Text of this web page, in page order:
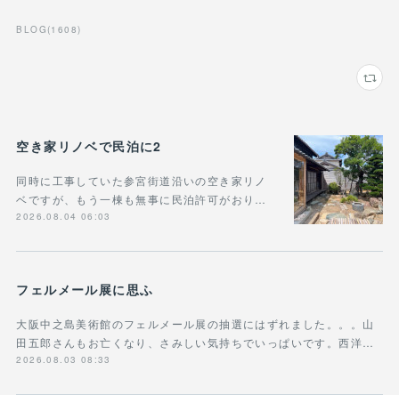
BLOG (1608)
空き家リノベで民泊に2
同時に工事していた参宮街道沿いの空き家リノ
ベですが、もう一棟も無事に民泊許可がおり…
2026.08.04 06:03
フェルメール展に思ふ
大阪中之島美術館のフェルメール展の抽選にはずれました。。。山
田五郎さんもお亡くなり、さみしい気持ちでいっぱいです。西洋…
2026.08.03 08:33